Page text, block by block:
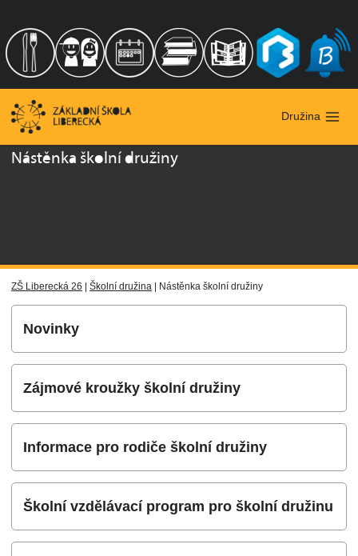
obsah
Družina
Nástěnka školní družiny
ZŠ Liberecká 26 | Školní družina | Nástěnka školní družiny
Novinky
Zájmové kroužky školní družiny
Informace pro rodiče školní družiny
Školní vzdělávací program pro školní družinu